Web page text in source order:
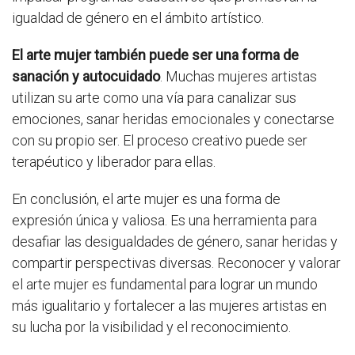
igualdad de género en el ámbito artístico.
El arte mujer también puede ser una forma de
sanación y autocuidado. Muchas mujeres artistas
utilizan su arte como una vía para canalizar sus
emociones, sanar heridas emocionales y conectarse
con su propio ser. El proceso creativo puede ser
terapéutico y liberador para ellas.
En conclusión, el arte mujer es una forma de
expresión única y valiosa. Es una herramienta para
desafiar las desigualdades de género, sanar heridas y
compartir perspectivas diversas. Reconocer y valorar
el arte mujer es fundamental para lograr un mundo
más igualitario y fortalecer a las mujeres artistas en
su lucha por la visibilidad y el reconocimiento.